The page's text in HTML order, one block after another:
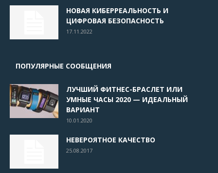
НОВАЯ КИБЕРРЕАЛЬНОСТЬ И
ЦИФРОВАЯ БЕЗОПАСНОСТЬ
17.11.2022
ПОПУЛЯРНЫЕ СООБЩЕНИЯ
ЛУЧШИЙ ФИТНЕС-БРАСЛЕТ ИЛИ
УМНЫЕ ЧАСЫ 2020 — ИДЕАЛЬНЫЙ
ВАРИАНТ
10.01.2020
НЕВЕРОЯТНОЕ КАЧЕСТВО
25.08.2017